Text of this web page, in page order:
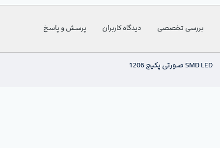
بررسی تخصصی دیدگاه کاربران پرسش و پاسخ
SMD LED صورتی پکیج 1206